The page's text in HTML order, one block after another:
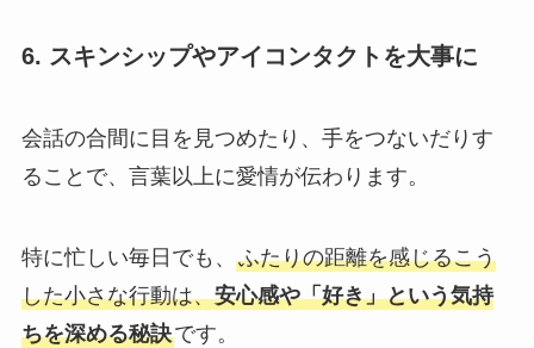
6. スキンシップやアイコンタクトを大事に
会話の合間に目を見つめたり、手をつないだりす
ることで、言葉以上に愛情が伝わります。
特に忙しい毎日でも、 ふたりの距離を感じるこう
した小さな行動は、安心感や「好き」という気持
ちを深める秘訣です。